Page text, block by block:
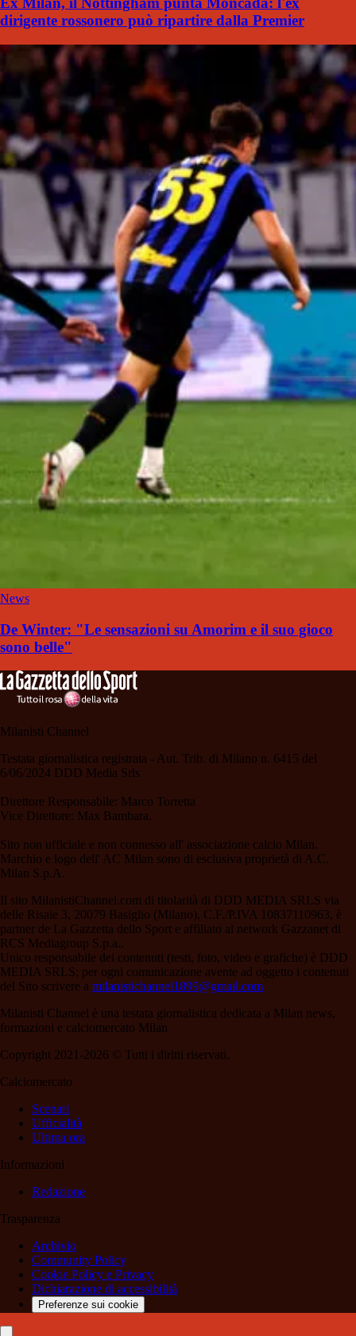
dirigente rossonero può ripartire dalla Premier
News
De Winter: "Le sensazioni su Amorim e il suo gioco
sono belle"
Milanisti Channel
Testata giornalistica registrata - Aut. Trib. di Milano n. 6415 del
6/06/2024 DDD Media Srls
Direttore Responsabile: Marco Torretta
Vice Direttore: Max Bambara.
Sito non ufficiale e non connesso all' associazione calcio Milan.
Marchio e logo dell' AC Milan sono di esclusiva proprietà di A.C.
Milan S.p.A.
Il sito MilanistiChannel.com di titolarità di DDD MEDIA SRLS via
delle Risaie 3, 20079 Basiglio (Milano), C.F./P.IVA 10837110963, è
partner de La Gazzetta dello Sport e affiliato al network Gazzanet di
RCS Mediagroup S.p.a..
Unico responsabile dei contenuti (testi, foto, video e grafiche) è DDD
MEDIA SRLS; per ogni comunicazione avente ad oggetto i contenuti
del Sito scrivere a milanistichannel1899@gmail.com
Milanisti Channel è una testata giornalistica dedicata a Milan news,
formazioni e calciomercato Milan
Copyright 2021-2026 © Tutti i diritti riservati.
Calciomercato
Scenari
Ufficialità
Ultima ora
Informazioni
Redazione
Trasparenza
Archivio
Community Policy
Cookie Policy e Privacy
Dichiarazione di accessibilità
Preferenze sui cookie